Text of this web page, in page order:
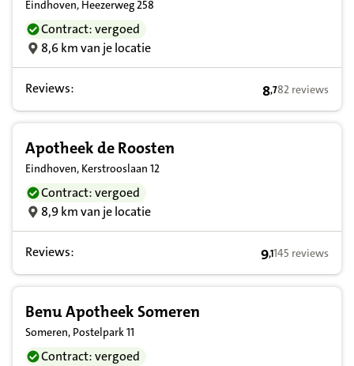
Eindhoven, Heezerweg 258
Contract: vergoed
8,6 km van je locatie
Reviews: 8,7 op basis van
8,782 reviews
Apotheek de Roosten
Eindhoven, Kerstrooslaan 12
Contract: vergoed
8,9 km van je locatie
Reviews: 9,1 op basis van
9,1145 reviews
Benu Apotheek Someren
Someren, Postelpark 11
Contract: vergoed